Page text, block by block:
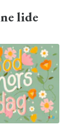
lide